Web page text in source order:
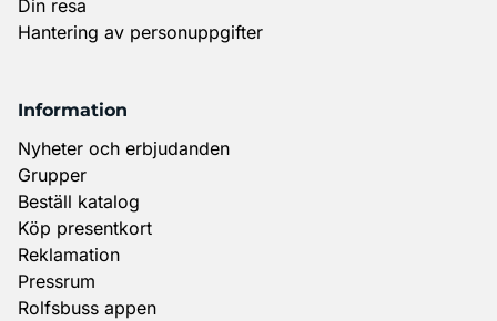
Din resa
Hantering av personuppgifter
Information
Nyheter och erbjudanden
Grupper
Beställ katalog
Köp presentkort
Reklamation
Pressrum
Rolfsbuss appen